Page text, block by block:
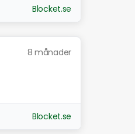
Blocket.se
8 månader
Blocket.se